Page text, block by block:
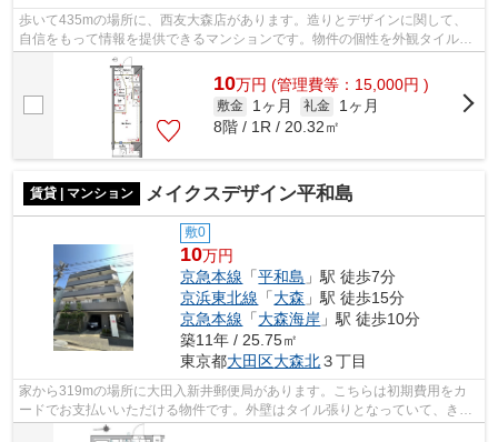
歩いて435mの場所に、西友大森店があります。造りとデザインに関して、
自信をもって情報を提供できるマンションです。物件の個性を外観タイル張
りなら引き出すことができます。陽当た...
10万円 (管理費等：15,000円 )
敷金 1ヶ月 礼金
1ヶ月
8階 / 1R / 20.32㎡
賃貸 | マンション メイクスデザイン平和島
敷0
10万円
京急本線 「平和島 」駅 徒歩7分
京浜東北線 「大森 」駅 徒歩15分
京急本線 「大森海岸 」駅 徒歩10分
築11年 / 25.75㎡
東京都大田区大森北３丁目
家から319mの場所に大田入新井郵便局があります。こちらは初期費用をカ
ードでお支払いいただける物件です。外壁はタイル張りとなっていて、きれ
いな外観をしています。共用部には敷地...